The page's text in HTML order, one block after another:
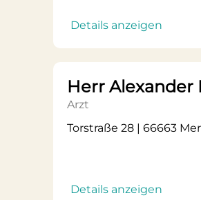
Details anzeigen
Herr Alexander
Arzt
Torstraße 28 | 66663
Details anzeigen